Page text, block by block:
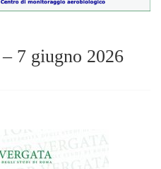
7 giugno 2026